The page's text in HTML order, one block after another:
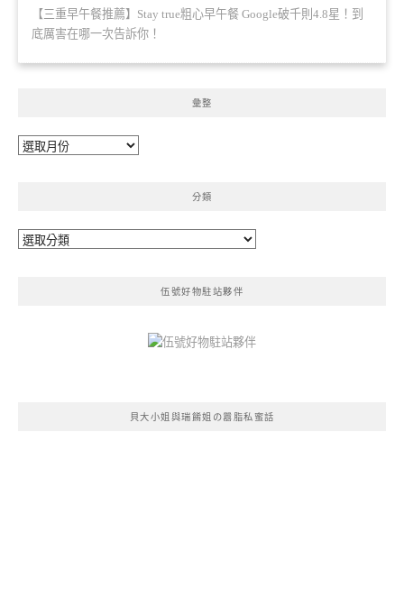
【三重早午餐推薦】Stay true粗心早午餐 Google破千則4.8星！到
底厲害在哪一次告訴你！
彙整
彙
分類
分
伍號好物駐站夥伴
貝大小姐與瑞餚姐の囂脂私蜜話